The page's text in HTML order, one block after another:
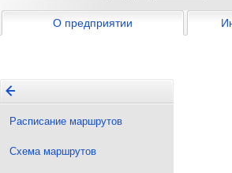
О предприятии
Расписание маршрутов
Схема маршрутов